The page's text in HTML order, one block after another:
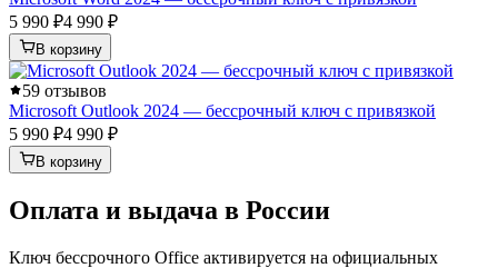
5 990 ₽4 990 ₽
В корзину
59 отзывов
Microsoft Outlook 2024 — бессрочный ключ с привязкой
5 990 ₽4 990 ₽
В корзину
Оплата и выдача в России
Ключ бессрочного Office активируется на официальных